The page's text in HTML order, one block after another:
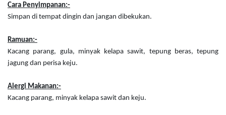
Cara Penyimpanan:-
Simpan di tempat dingin dan jangan dibekukan.
Ramuan:-
Kacang parang, gula, minyak kelapa sawit, tepung beras, tepung
jagung dan perisa keju.
Alergi Makanan:-
Kacang parang, minyak kelapa sawit dan keju.